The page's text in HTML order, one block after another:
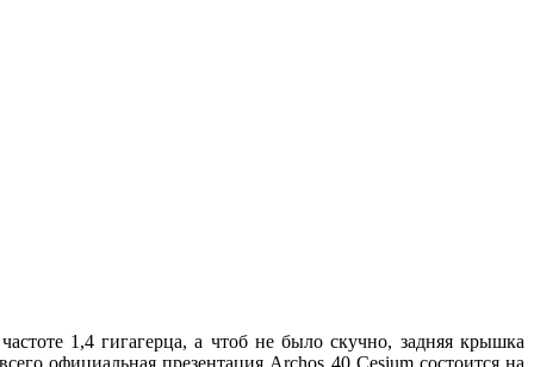
1,4 гигагерца, а чтоб не было скучно, задняя крышка